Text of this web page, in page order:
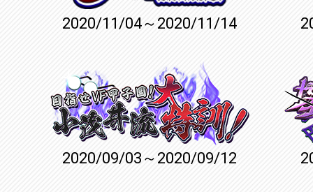
2020/11/04～2020/11/14
2020/09/03～2020/09/12